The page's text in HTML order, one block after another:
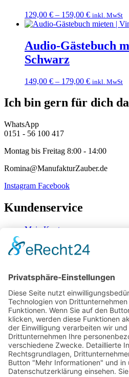
129,00 € – 159,00 € inkl. MwSt
Audio-Gästebuch
Schwarz
149,00 € – 179,00 € inkl. MwSt
Ich bin gern für dich da
WhatsApp
0151 - 56 100 417
Montag bis Freitag 8:00 - 14:00
Romina@ManufakturZauber.de
Instagram Facebook
Kundenservice
Mein Konto
Zahlung & Versand
Widerrufsbelehrung
Mein Konto
Kontakt
Zahlung & Versand
Widerrufsbelehrung
Vertrag Widerrufen
Informationen
Über Mich
Impressum